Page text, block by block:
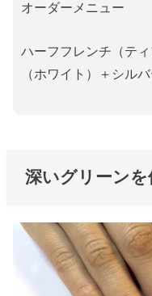
オーダーメニュー
ハーフフレンチ（テ
（ホワイト）＋シル
深いグリーン